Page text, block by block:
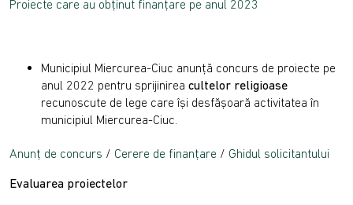
Proiecte care au obținut finanțare pe anul 2023
Municipiul Miercurea-Ciuc anunţă concurs de proiecte pe
anul 2022 pentru sprijinirea cultelor religioase
recunoscute de lege care îşi desfăşoară activitatea în
municipiul Miercurea-Ciuc.
Anunț de concurs / Cerere de finanțare / Ghidul solicitantului
Evaluarea proiectelor